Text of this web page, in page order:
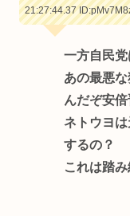
21:27:44.37
一方自民
あの最悪
んだぞ安
ネトウヨ
するの？
これは踏み